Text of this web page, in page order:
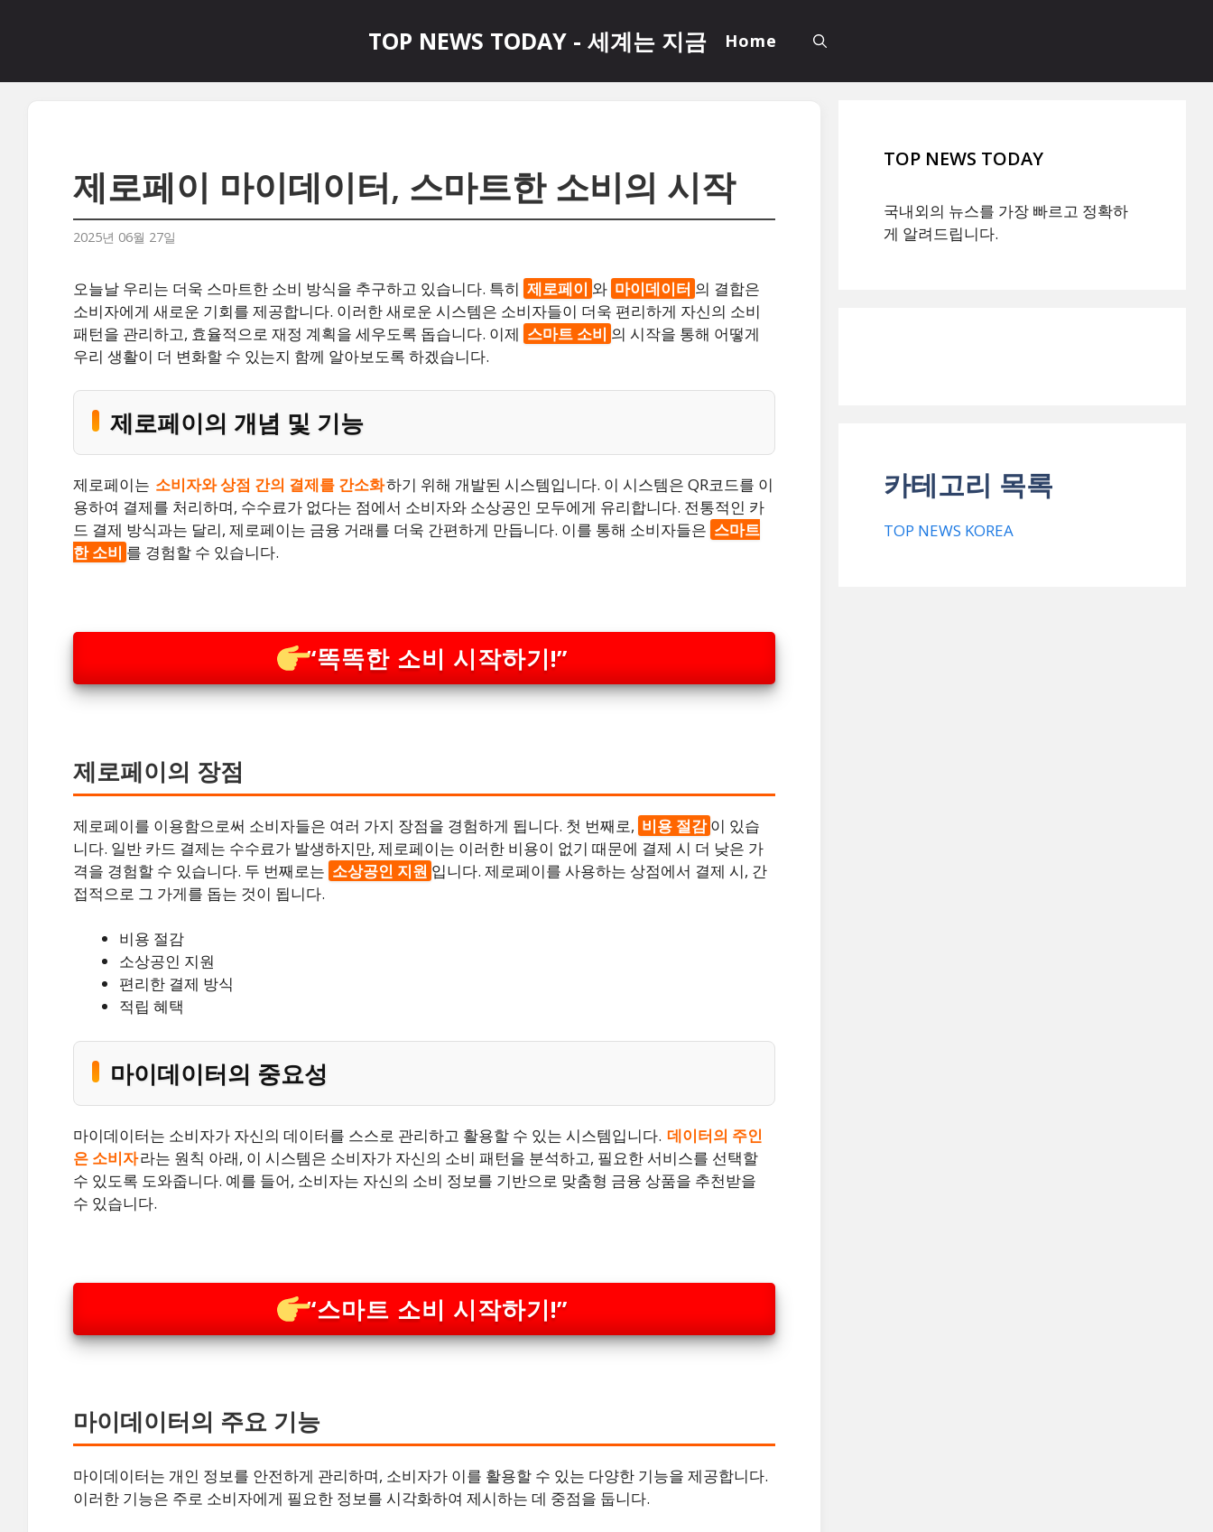
로
TOP NEWS TODAY - 세계는 지금 Home
제로페이 마이데이터, 스마트한 소비의 시작
2025년 06월 27일
오늘날 우리는 더욱 스마트한 소비 방식을 추구하고 있습니다. 특히 제로페이 와 마이데이터 의 결합은
소비자에게 새로운 기회를 제공합니다. 이러한 새로운 시스템은 소비자들이 더욱 편리하게 자신의 소비
패턴을 관리하고, 효율적으로 재정 계획을 세우도록 돕습니다. 이제 스마트 소비 의 시작을 통해 어떻게
우리 생활이 더 변화할 수 있는지 함께 알아보도록 하겠습니다.
제로페이의 개념 및 기능
제로페이는 소비자와 상점 간의 결제를 간소화하기 위해 개발된 시스템입니다. 이 시스템은 QR코드를 이
용하여 결제를 처리하며, 수수료가 없다는 점에서 소비자와 소상공인 모두에게 유리합니다. 전통적인 카
드 결제 방식과는 달리, 제로페이는 금융 거래를 더욱 간편하게 만듭니다. 이를 통해 소비자들은 스마트
한 소비 를 경험할 수 있습니다.
“똑똑한 소비 시작하기!”
제로페이의 장점
제로페이를 이용함으로써 소비자들은 여러 가지 장점을 경험하게 됩니다. 첫 번째로, 비용 절감 이 있습
니다. 일반 카드 결제는 수수료가 발생하지만, 제로페이는 이러한 비용이 없기 때문에 결제 시 더 낮은 가
격을 경험할 수 있습니다. 두 번째로는 소상공인 지원 입니다. 제로페이를 사용하는 상점에서 결제 시, 간
접적으로 그 가게를 돕는 것이 됩니다.
비용 절감
소상공인 지원
편리한 결제 방식
적립 혜택
마이데이터의 중요성
마이데이터는 소비자가 자신의 데이터를 스스로 관리하고 활용할 수 있는 시스템입니다. 데이터의 주인
은 소비자라는 원칙 아래, 이 시스템은 소비자가 자신의 소비 패턴을 분석하고, 필요한 서비스를 선택할
수 있도록 도와줍니다. 예를 들어, 소비자는 자신의 소비 정보를 기반으로 맞춤형 금융 상품을 추천받을
수 있습니다.
“스마트 소비 시작하기!”
마이데이터의 주요 기능
마이데이터는 개인 정보를 안전하게 관리하며, 소비자가 이를 활용할 수 있는 다양한 기능을 제공합니다.
이러한 기능은 주로 소비자에게 필요한 정보를 시각화하여 제시하는 데 중점을 둡니다.
TOP NEWS TODAY
국내외의 뉴스를 가장 빠르고 정확하
게 알려드립니다.
카테고리 목록
TOP NEWS KOREA